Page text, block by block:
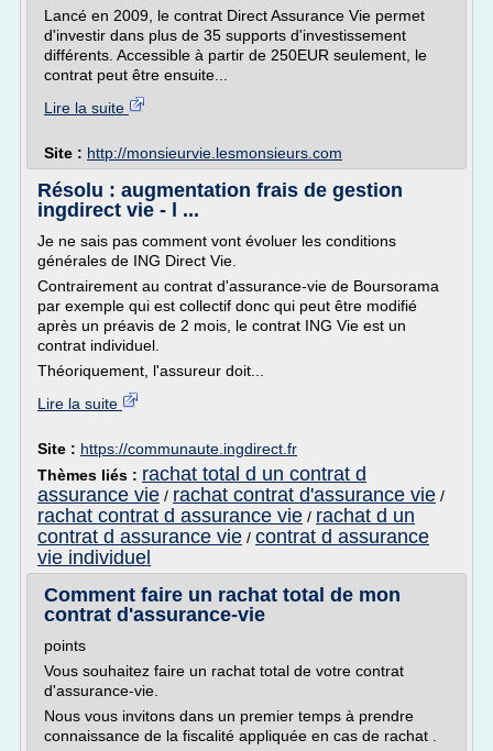
Lancé en 2009, le contrat Direct Assurance Vie permet
d'investir dans plus de 35 supports d'investissement
différents. Accessible à partir de 250EUR seulement, le
contrat peut être ensuite...
Lire la suite
Site : http://monsieurvie.lesmonsieurs.com
Résolu : augmentation frais de gestion
ingdirect vie - l ...
Je ne sais pas comment vont évoluer les conditions
générales de ING Direct Vie.
Contrairement au contrat d'assurance-vie de Boursorama
par exemple qui est collectif donc qui peut être modifié
après un préavis de 2 mois, le contrat ING Vie est un
contrat individuel.
Théoriquement, l'assureur doit...
Lire la suite
Site : https://communaute.ingdirect.fr
Thèmes liés : rachat total d un contrat d
assurance vie / rachat contrat d'assurance vie /
rachat contrat d assurance vie / rachat d un
contrat d assurance vie / contrat d assurance
vie individuel
Comment faire un rachat total de mon
contrat d'assurance-vie
points
Vous souhaitez faire un rachat total de votre contrat
d'assurance-vie.
Nous vous invitons dans un premier temps à prendre
connaissance de la fiscalité appliquée en cas de rachat .